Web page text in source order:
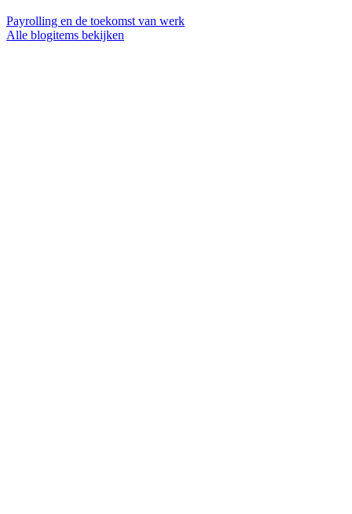
Payrolling en de toekomst van werk
Alle blogitems bekijken